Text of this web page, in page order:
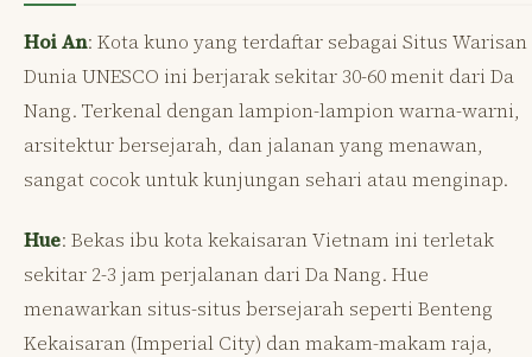
Hoi An: Kota kuno yang terdaftar sebagai Situs Warisan
Dunia UNESCO ini berjarak sekitar 30-60 menit dari Da
Nang. Terkenal dengan lampion-lampion warna-warni,
arsitektur bersejarah, dan jalanan yang menawan,
sangat cocok untuk kunjungan sehari atau menginap.
Hue: Bekas ibu kota kekaisaran Vietnam ini terletak
sekitar 2-3 jam perjalanan dari Da Nang. Hue
menawarkan situs-situs bersejarah seperti Benteng
Kekaisaran (Imperial City) dan makam-makam raja,